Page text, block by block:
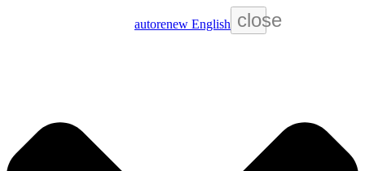
autorenew English close